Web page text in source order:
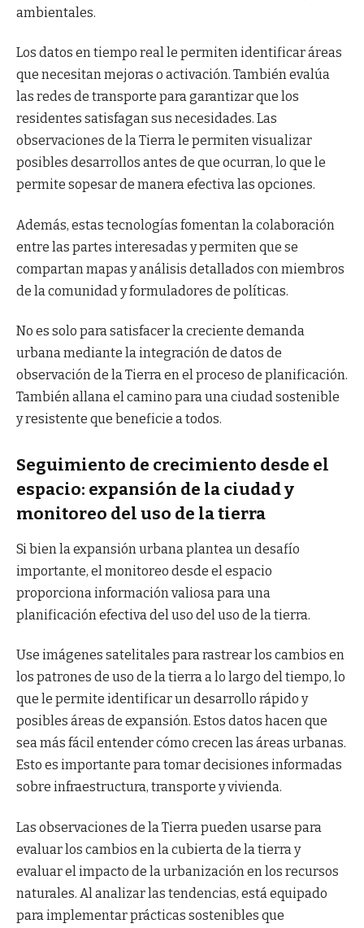
ambientales.
Los datos en tiempo real le permiten identificar áreas
que necesitan mejoras o activación. También evalúa
las redes de transporte para garantizar que los
residentes satisfagan sus necesidades. Las
observaciones de la Tierra le permiten visualizar
posibles desarrollos antes de que ocurran, lo que le
permite sopesar de manera efectiva las opciones.
Además, estas tecnologías fomentan la colaboración
entre las partes interesadas y permiten que se
compartan mapas y análisis detallados con miembros
de la comunidad y formuladores de políticas.
No es solo para satisfacer la creciente demanda
urbana mediante la integración de datos de
observación de la Tierra en el proceso de planificación.
También allana el camino para una ciudad sostenible
y resistente que beneficie a todos.
Seguimiento de crecimiento desde el
espacio: expansión de la ciudad y
monitoreo del uso de la tierra
Si bien la expansión urbana plantea un desafío
importante, el monitoreo desde el espacio
proporciona información valiosa para una
planificación efectiva del uso del uso de la tierra.
Use imágenes satelitales para rastrear los cambios en
los patrones de uso de la tierra a lo largo del tiempo, lo
que le permite identificar un desarrollo rápido y
posibles áreas de expansión. Estos datos hacen que
sea más fácil entender cómo crecen las áreas urbanas.
Esto es importante para tomar decisiones informadas
sobre infraestructura, transporte y vivienda.
Las observaciones de la Tierra pueden usarse para
evaluar los cambios en la cubierta de la tierra y
evaluar el impacto de la urbanización en los recursos
naturales. Al analizar las tendencias, está equipado
para implementar prácticas sostenibles que